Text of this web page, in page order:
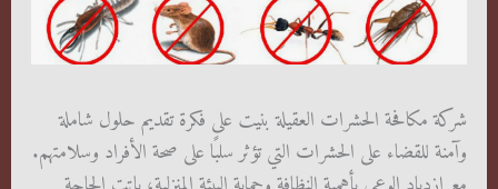
شركة مكافحة الحشرات العقيلة بنيت على فكرة تقديم حلول شاملة
وآمنة للقضاء على الحشرات التي تؤثر سلبًا على صحة الأفراد وسلامتهم.